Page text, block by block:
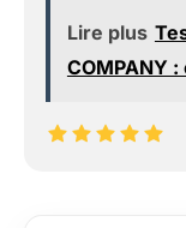
Lire plus
COMPANY